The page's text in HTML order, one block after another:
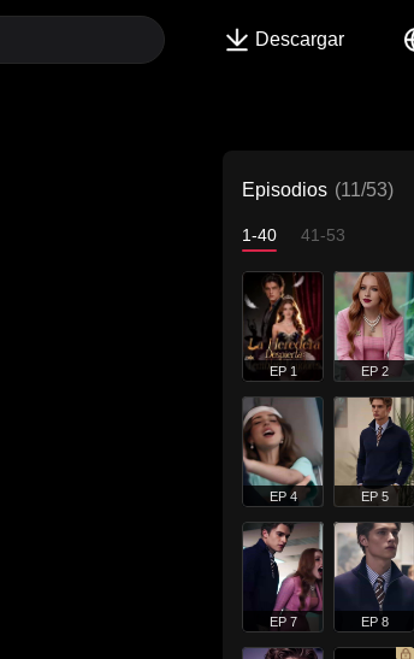
Descargar
Episodios (11/53)
1-40 41-53
EP 1 EP 2
EP 4 EP 5
EP 7 EP 8